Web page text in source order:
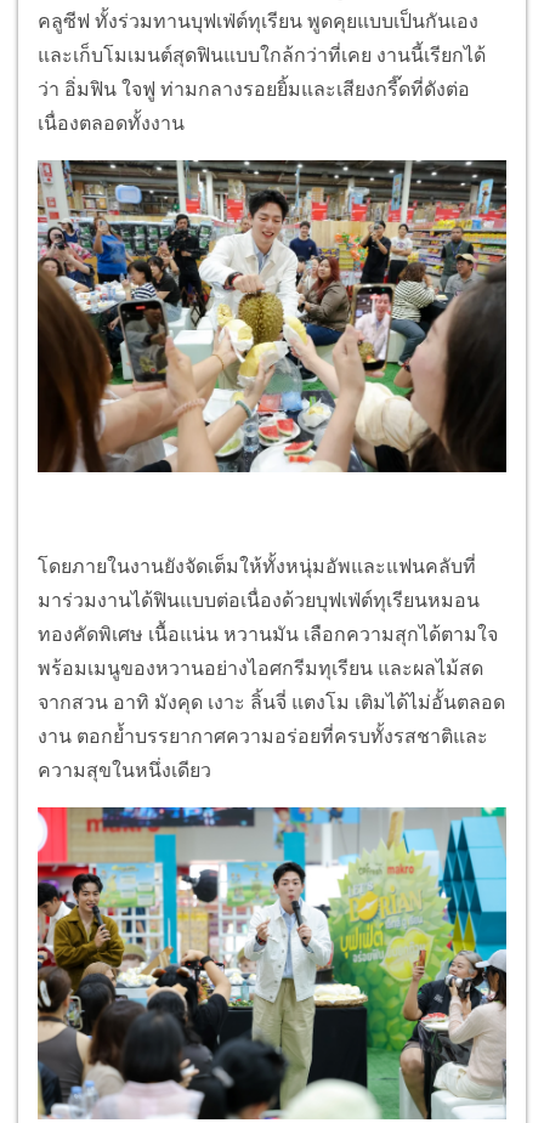
คลูซีฟ ทั้งร่วมทานบุฟเฟ่ต์ทุเรียน พูดคุยแบบเป็นกันเอง
และเก็บโมเมนต์สุดฟินแบบใกล้กว่าที่เคย งานนี้เรียกได้
ว่า อิ่มฟิน ใจฟู ท่ามกลางรอยยิ้มและเสียงกรี๊ดที่ดังต่อ
เนื่องตลอดทั้งงาน
โดยภายในงานยังจัดเต็มให้ทั้งหนุ่มอัพและแฟนคลับที่
มาร่วมงานได้ฟินแบบต่อเนื่องด้วยบุฟเฟ่ต์ทุเรียนหมอน
ทองคัดพิเศษ เนื้อแน่น หวานมัน เลือกความสุกได้ตามใจ
พร้อมเมนูของหวานอย่างไอศกรีมทุเรียน และผลไม้สด
จากสวน อาทิ มังคุด เงาะ ลิ้นจี่ แตงโม เติมได้ไม่อั้นตลอด
งาน ตอกย้ำบรรยากาศความอร่อยที่ครบทั้งรสชาติและ
ความสุขในหนึ่งเดียว